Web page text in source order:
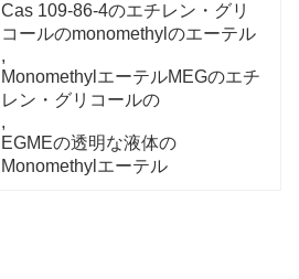
Cas 109-86-4のエチレン・グリ
コールのmonomethylのエーテル
,
MonomethylエーテルMEGのエチ
レン・グリコールの
,
EGMEの透明な液体の
Monomethylエーテル